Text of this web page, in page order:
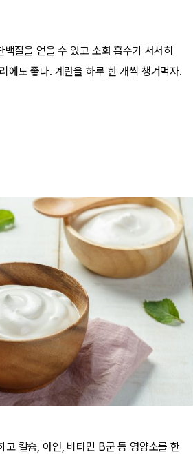
질을 얻을 수 있고 소화 흡수가 서서히
에도 좋다. 계란을 하루 한 개씩 챙겨먹자.
고 칼슘, 아연, 비타민 B군 등 영양소를 한